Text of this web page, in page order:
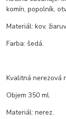
komín, popolník,
Materiál: kov,
Farba: šedá.
Kvalitná nerezová
Objem 350 ml.
Materiál: nerez.